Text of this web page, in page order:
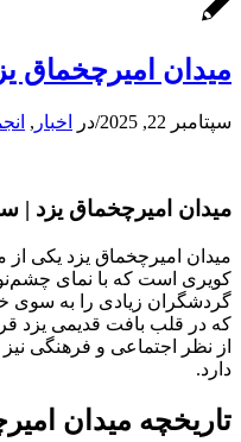
میدان امیرچخماق
سپتامبر 22, 2025 /در اخبار ,
میدان امیرچخماق یزد |
میدان امیرچخماق یزد یکی از
کویری است که با نمای
گردشگران زیادی را به سوی
که در قلب بافت قدیمی یزد
از نظر اجتماعی و فرهنگی
دارد.
تاریخچه میدان